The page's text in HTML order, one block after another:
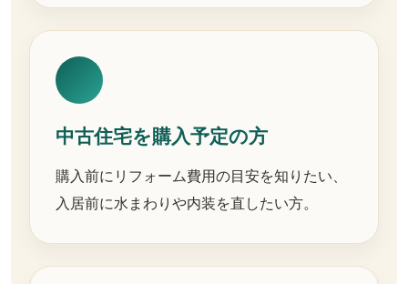
中古住宅を購入予定の方
購入前にリフォーム費用の目安を知りたい、
入居前に水まわりや内装を直したい方。